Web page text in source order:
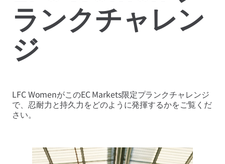
ランクチャレン
ジ
LFC WomenがこのEC Markets限定プランクチャレンジ
で、忍耐力と持久力をどのように発揮するかをご覧くだ
さい。